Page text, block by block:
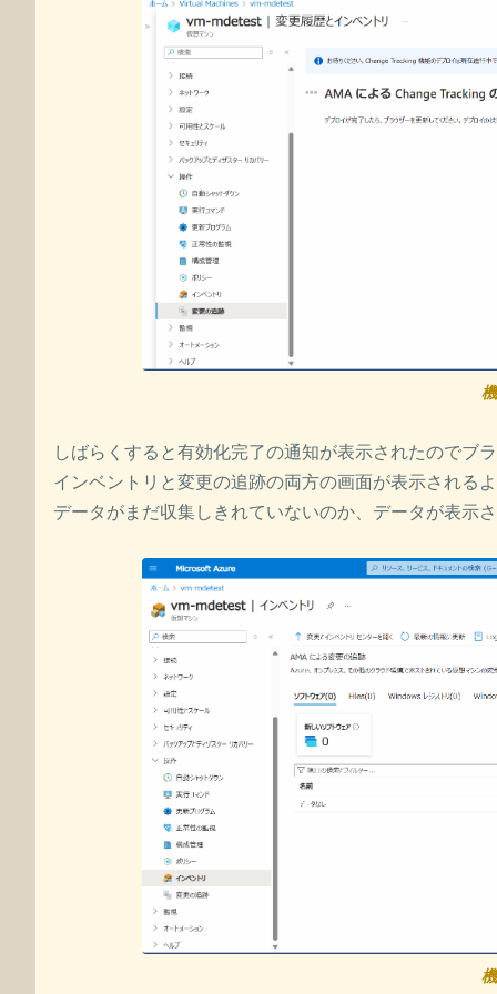
しばらくすると有効化完了の通知が表示されたのでブ
インベントリと変更の追跡の両方の画面が表示される
データがまだ収集しきれていないのか、データが表示